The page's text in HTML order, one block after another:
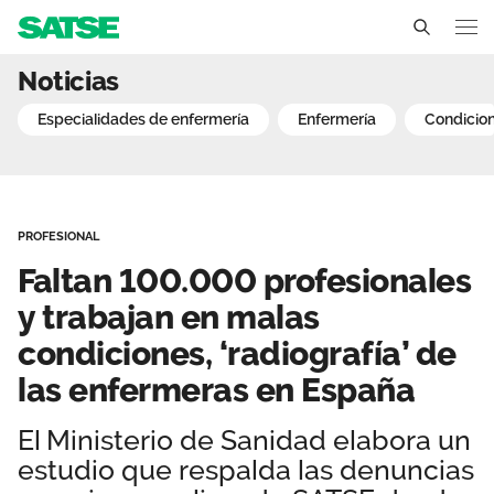
Delegados Sindicales
Estructura organizativa
Transparencia
Secciones sindicales
Servicios
Actualidad
Temas
Sala de prensa
Sedes
Contáctanos
Faltan 100.000
Noticias
especialidades de enfermería enfermería
PROFESIONAL
Faltan 100.000 profesionales
y trabajan en malas
condiciones, ‘radiografía’ de
las enfermeras en España
El Ministerio de Sanidad elabora un
estudio que respalda las denuncias